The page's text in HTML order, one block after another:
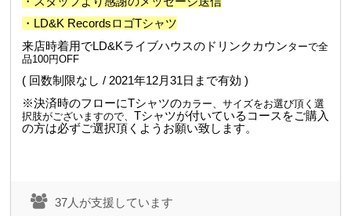
・ LD&K RecordsロゴTシャツ
来店時着用でLD&Kライブハウスのドリンクカウンターで全
品100円OFF
( 回数制限なし / 2021年12月31日まで有効 )
※決済時のフローにTシャツのカラー、サイズをお選び頂く選
択肢がございますので、 Tシャツが付いているコースをご購入
の方は必ずご選択頂くようお願い致します。
37人が支援しています